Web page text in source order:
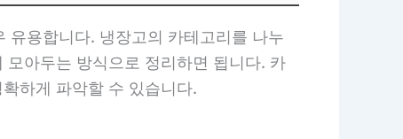
유용합니다. 냉장고의 카테고리를 나누
아두는 방식으로 정리하면 됩니다. 카
하게 파악할 수 있습니다.